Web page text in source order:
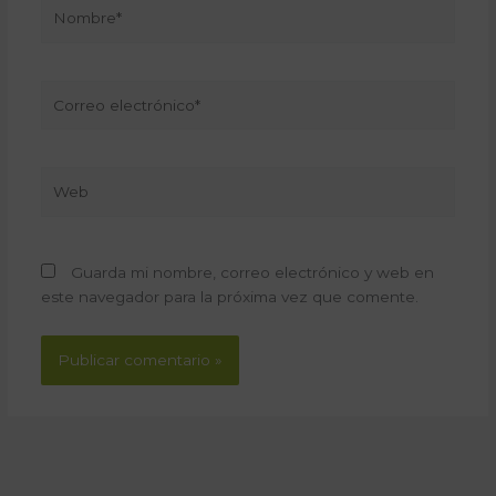
electrónico*
Guarda mi nombre, correo electrónico y web en
este navegador para la próxima vez que comente.